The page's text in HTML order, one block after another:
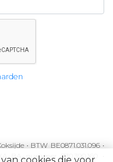
• BTW BE0871.031.096 •
BA nummer 730.390.160 •